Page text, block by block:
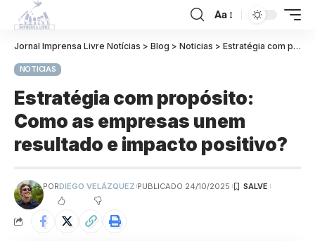
Aa
Jornal Imprensa Livre Notícias > Blog > Noticias > Estratégia com propósito: Como as empresas unem resultado e impacto positivo?
NOTICIAS
Estratégia com propósito:
Como as empresas unem
resultado e impacto positivo?
PORDIEGO VELÁZQUEZ PUBLICADO 24/10/2025